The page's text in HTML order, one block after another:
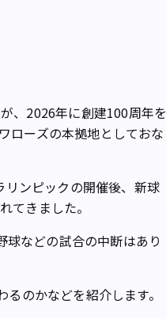
、2026年に創建100周年を
ローズの本拠地としておな
ンピックの開催後、新球
てきました。
などの試合の中断はあり
のかなどを紹介します。